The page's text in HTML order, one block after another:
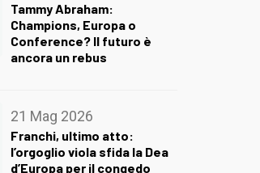
Tammy Abraham:
Champions, Europa o
Conference? Il futuro è
ancora un rebus
21 Mag 2026
Franchi, ultimo atto:
l’orgoglio viola sfida la Dea
d’Europa per il congedo